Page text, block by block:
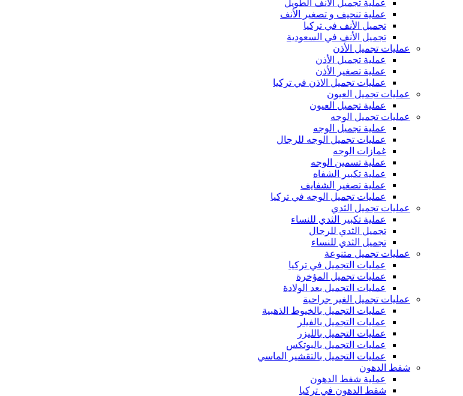
عملية تجميل الانف الطويل
عملية تنحيف و تصغير الأنف
تجميل الأنف في تركيا
تجميل الأنف في السعودية
عمليات تجميل الأذن
عملية تجميل الأذن
عملية تصغير الأذن
عمليات تجميل الاذن في تركيا
عمليات تجميل العيون
عملية تجميل العيون
عمليات تجميل الوجه
عملية تجميل الوجه
عمليات تجميل الوجه للرجال
غمازات الوجه
عملية تسمين الوجه
عملية تكبير الشفاه
عملية تصغير الشفايف
عمليات تجميل الوجه في تركيا
عمليات تجميل الثدي
عملية تكبير الثدي للنساء
تجميل الثدي للرجال
تجميل الثدي ‏للنساء
عمليات تجميل متنوعة
عمليات التجميل في تركيا
عمليات تجميل المؤخرة
عمليات التجميل بعد الولادة
عمليات تجميل الغير جراحية
عمليات التجميل بالخيوط الذهبية
عمليات التجميل بالفيلر
عمليات التجميل بالليزر
عمليات التجميل بالبوتكس
عمليات التجميل بالتقشير الماسي
شفط الدهون
عملية شفط الدهون
شفط الدهون في تركيا